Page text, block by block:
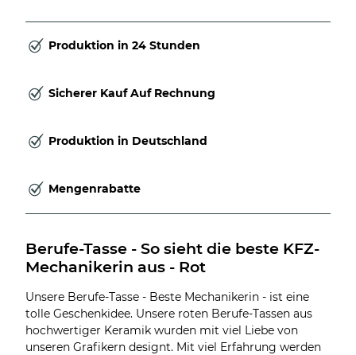
Produktion in 24 Stunden
Sicherer Kauf Auf Rechnung
Produktion in Deutschland
Mengenrabatte
Berufe-Tasse - So sieht die beste KFZ-
Mechanikerin aus - Rot
Unsere Berufe-Tasse - Beste Mechanikerin - ist eine
tolle Geschenkidee. Unsere roten Berufe-Tassen aus
hochwertiger Keramik wurden mit viel Liebe von
unseren Grafikern designt. Mit viel Erfahrung werden